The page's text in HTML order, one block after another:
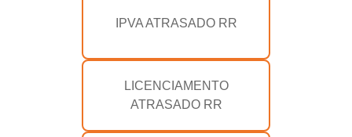
IPVA ATRASADO RR
LICENCIAMENTO
ATRASADO RR